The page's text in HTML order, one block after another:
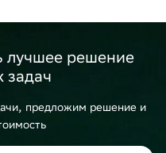
решение
задач
предложим решение и